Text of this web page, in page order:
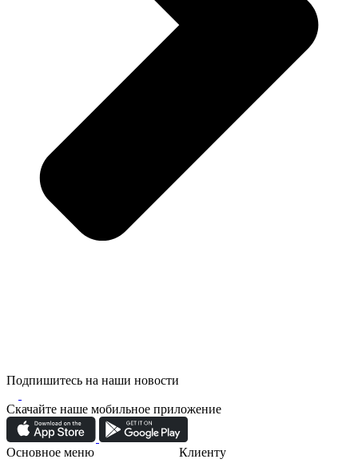
Подпишитесь на наши новости
Скачайте наше мобильное приложение
Основное меню
Клиенту